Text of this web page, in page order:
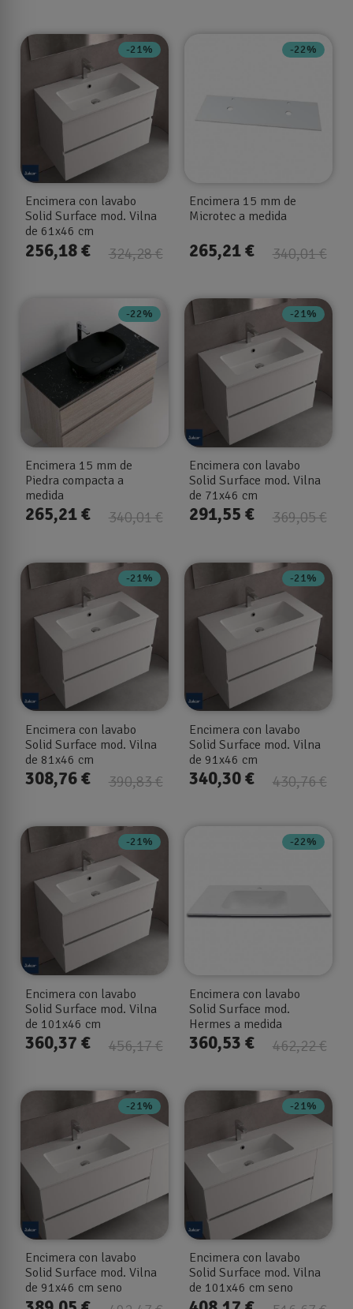
-21%
Encimera con lavabo
Solid Surface mod. Vilna
de 61x46 cm
324,28 €
256,18 €
-22%
Encimera 15 mm de
Microtec a medida
340,01 €
265,21 €
-22%
Encimera 15 mm de
Piedra compacta a
medida
340,01 €
265,21 €
-21%
Encimera con lavabo
Solid Surface mod. Vilna
de 71x46 cm
369,05 €
291,55 €
-21%
Encimera con lavabo
Solid Surface mod. Vilna
de 81x46 cm
390,83 €
308,76 €
-21%
Encimera con lavabo
Solid Surface mod. Vilna
de 91x46 cm
430,76 €
340,30 €
-21%
Encimera con lavabo
Solid Surface mod. Vilna
de 101x46 cm
456,17 €
360,37 €
-22%
Encimera con lavabo
Solid Surface mod.
Hermes a medida
462,22 €
360,53 €
-21%
Encimera con lavabo
Solid Surface mod. Vilna
de 91x46 cm seno
desplazado I-d
-21%
Encimera con lavabo
Solid Surface mod. Vilna
de 101x46 cm seno
desplazado I-d